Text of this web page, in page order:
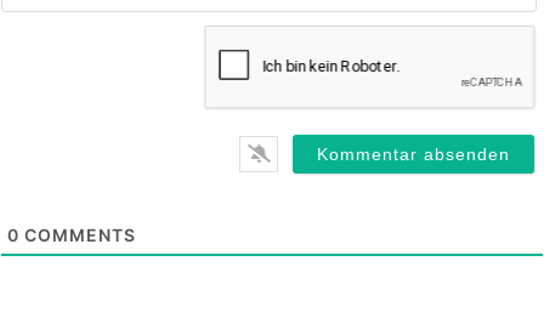
0 COMMENTS